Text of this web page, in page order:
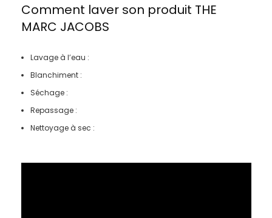
Comment laver son produit THE
MARC JACOBS
Lavage à l’eau :
Blanchiment :
Séchage :
Repassage :
Nettoyage à sec :